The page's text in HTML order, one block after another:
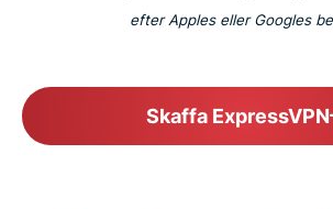
efter Apples eller Googles
Skaffa ExpressVPN